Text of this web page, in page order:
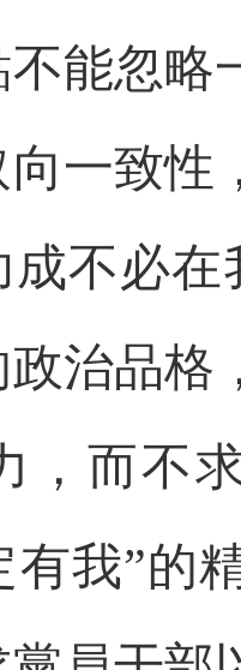
能忽略
一致性
成不必
治品格
，而不
有我”的